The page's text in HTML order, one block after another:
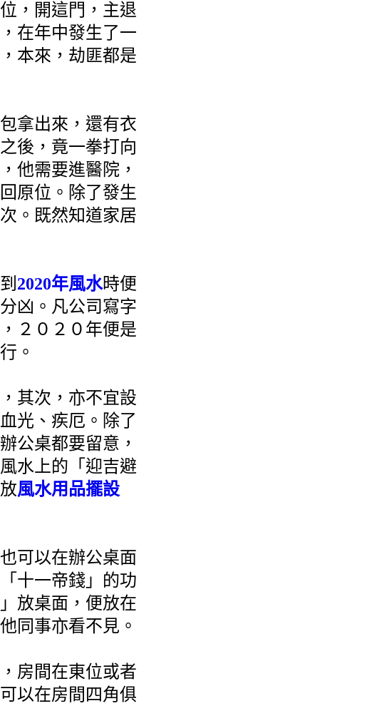
，開這門，主退
在年中發生了一
本來，劫匪都是
拿出來，還有衣
後，竟一拳打向
他需要進醫院，
原位。除了發生
。既然知道家居
2020年風水時便
凶。凡公司寫字
２０２０年便是
。
其次，亦不宜設
光、疾厄。除了
公桌都要留意，
水上的「迎吉避
風水用品擺設
可以在辦公桌面
十一帝錢」的功
放桌面，便放在
同事亦看不見。
房間在東位或者
以在房間四角俱